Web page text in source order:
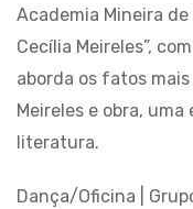
Academia Mineira
Cecília Meireles”,
aborda os fatos
Meireles e obra,
literatura.
Dança/Oficina |